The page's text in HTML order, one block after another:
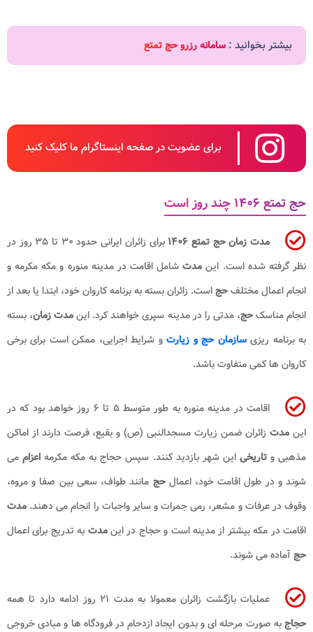
بیشتر بخوانید : سامانه رزرو حج تمتع
برای عضویت در صفحه اینستاگرام ما کلیک کنید
حج تمتع ۱۴۰۶ چند روز است
مدت زمان حج تمتع ۱۴۰۶
برای زائران ایرانی حدود ۳۰ تا ۳۵ روز در
نظر گرفته شده است. این مدت شامل اقامت در مدینه منوره و مکه مکرمه و
انجام اعمال مختلفحجاست. زائران بسته به برنامه کاروان خود، ابتدا یا بعد از
انجام مناسکحج، مدتی را در مدینه سپری خواهند کرد. اینمدت زمان، بسته
به برنامه ریزیسازمان حج و زیارتو شرایط اجرایی، ممکن است برای برخی
کاروان ها کمی متفاوت باشد.
اقامت در مدینه منوره به طور متوسط ۵ تا ۶ روز خواهد بود که در
این مدت زائران ضمن زیارت مسجدالنبی (ص) و بقیع، فرصت دارند از اماکن
مذهبی وتاریخی این شهر بازدید کنند. سپس حجاج به مکه مکرمه اعزاممی
شوند و در طول اقامت خود، اعمالحج مانند طواف، سعی بین صفا و مروه،
وقوف در عرفات و مشعر، رمی جمرات و سایر واجبات را انجام می دهند. مدت
اقامت در مکه بیشتر از مدینه است و حجاج در اینمدت به تدریج برای اعمال
حجآماده می شوند.
عملیات بازگشت زائران معمولا به مدت ۲۱ روز ادامه دارد تا همه
حجاجبه صورت مرحله ای و بدون ایجاد ازدحام در فرودگاه ها و مبادی خروجی